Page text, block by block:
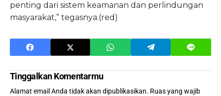
penting dari sistem keamanan dan perlindungan
masyarakat,” tegasnya.(red)
Tinggalkan Komentarmu
Alamat email Anda tidak akan dipublikasikan. Ruas yang wajib